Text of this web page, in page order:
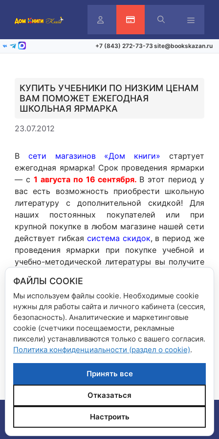
ЛичныйАктивация карты
ВКонтакте
Telegram
Max +7 (843) 272-73-73 site@bookskazan.ru
КУПИТЬ УЧЕБНИКИ ПО НИЗКИМ ЦЕНАМ
ВАМ ПОМОЖЕТ ЕЖЕГОДНАЯ
ШКОЛЬНАЯ ЯРМАРКА
23.07.2012
В сети магазинов «Дом книги» стартует
ежегодная ярмарка! Срок проведения ярмарки
— с 1 августа по 16 сентября. В этот период у
вас есть возможность приобрести школьную
литературу с дополнительной скидкой! Для
наших постоянных покупателей или при
крупной покупке в любом магазине нашей сети
действует гибкая система скидок, в период же
проведения ярмарки при покупке учебной и
учебно-методической литературы вы получите
специальные скидки до
Рубрики
Новости сети магазинов
Снижение цен на акционные товары
Вниманию покупателей!
© 2026 Сеть магазинов "Дом книги", "Книга плюс"
Создано с помощьюGeneratePress
ФАЙЛЫ COOKIE
Мы используем файлы cookie. Необходимые cookie
нужны для работы сайта и личного кабинета (сессия,
безопасность). Аналитические и маркетинговые
cookie (счетчики посещаемости, рекламные
пиксели) устанавливаются только с вашего согласия.
Политика конфиденциальности (раздел о cookie).
Принять все
Отказаться
Настроить